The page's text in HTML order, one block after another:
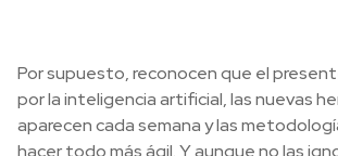
Por supuesto, reconocen que el
por la inteligencia artificial, las nuevas
aparecen cada semana y las
hacer todo más ágil. Y aunque no las